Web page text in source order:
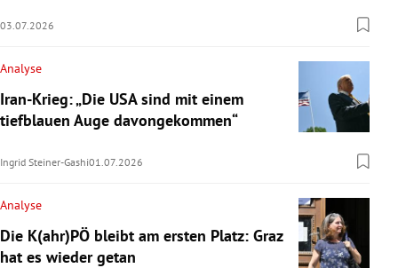
03.07.2026
Analyse
Iran-Krieg: „Die USA sind mit einem
tiefblauen Auge davongekommen“
Ingrid Steiner-Gashi01.07.2026
Analyse
Die K(ahr)PÖ bleibt am ersten Platz: Graz
hat es wieder getan